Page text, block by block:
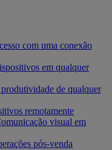
com uma conexão
em qualquer
de qualquer
remotamente
visual em
pós-venda